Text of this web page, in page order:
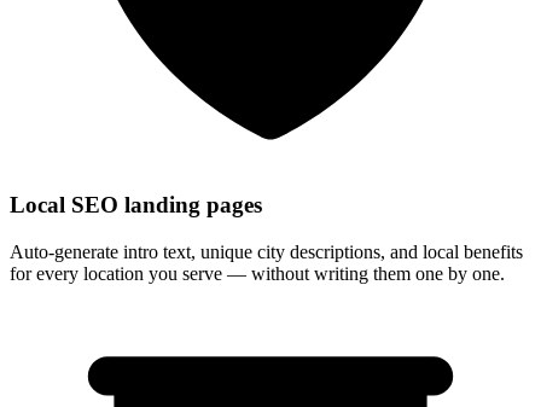
Local SEO landing pages
Auto-generate intro text, unique city descriptions, and local benefits
for every location you serve — without writing them one by one.